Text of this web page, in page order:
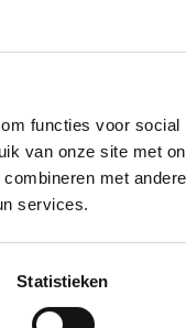
functies voor
van onze site met
met
services.
Statistieken
de homepagina.